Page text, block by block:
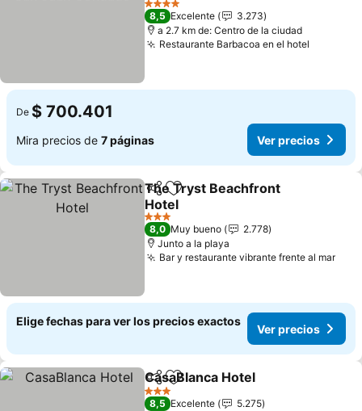
4 Estrellas
8,5 Excelente
3.273
a 2.7 km de: Centro de la ciudad
Restaurante Barbacoa en el hotel
De $ 700.401
Mira precios de 7 páginas Ver precios
Compartir
Agregar a favoritos
The Tryst Beachfront
Hotel
3 Estrellas
8,0 Muy bueno
2.778
Junto a la playa
Bar y restaurante vibrante frente al mar
Elige fechas para ver los precios exactos
Ver precios
CompartirAgregar a favoritos
CasaBlanca Hotel
3 Estrellas
8,5 Excelente
5.275